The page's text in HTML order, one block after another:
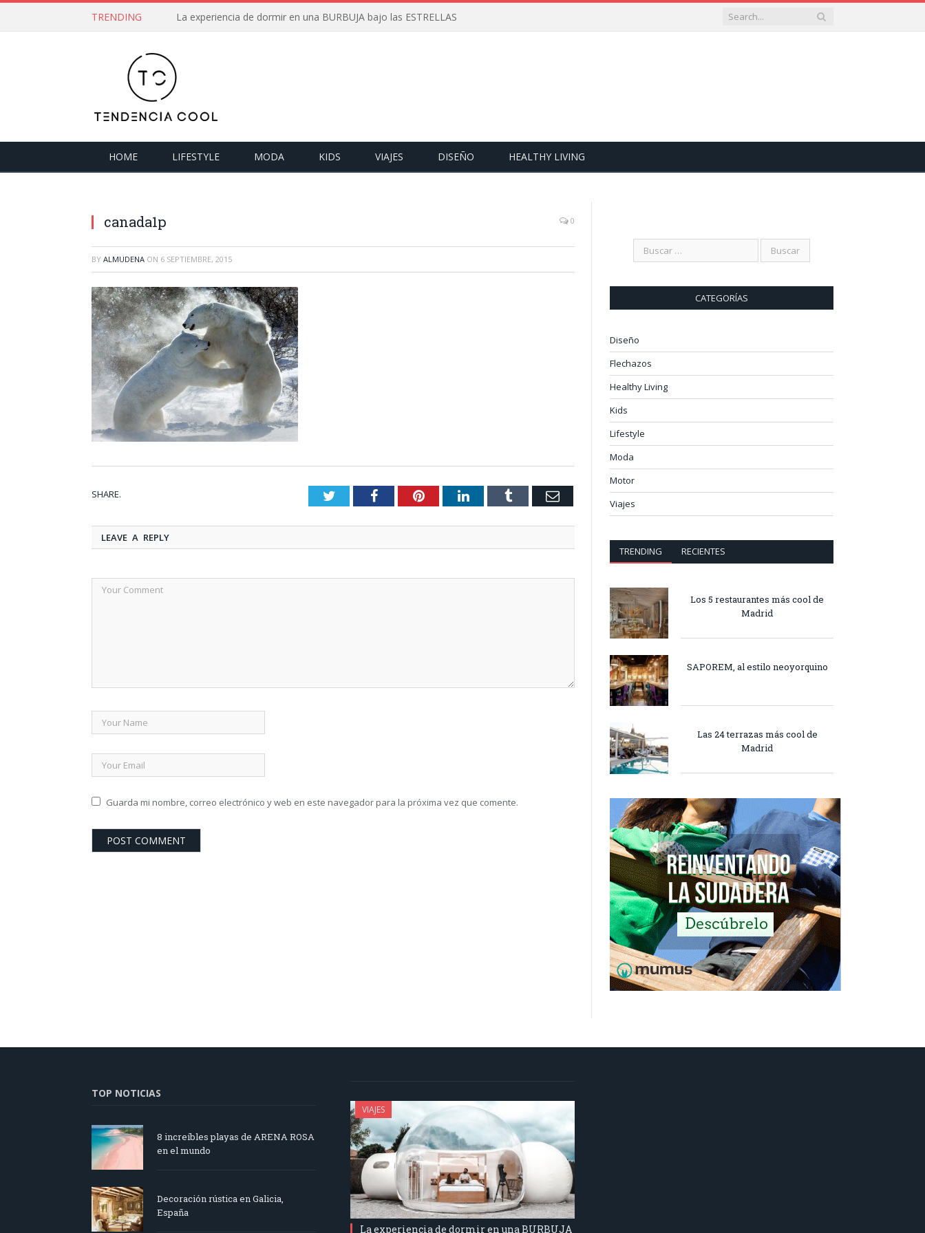
TRENDING La experiencia de dormir en una BURBUJA bajo las ESTRELLAS
HOME LIFESTYLE MODA KIDS VIAJES DISEÑO HEALTHY LIVING
canada1p 0
BY ALMUDENA ON 6 SEPTIEMBRE, 2015
SHARE. TwitterFacebookPinterestLinkedInTumblr Email
LEAVE A REPLY
Guarda mi nombre, correo electrónico y web en este navegador para la próxima vez que comente.
CATEGORÍAS
Diseño
Flechazos
Healthy Living
Kids
Lifestyle
Moda
Motor
Viajes
TRENDING RECIENTES
Los 5 restaurantes más cool de
Madrid
SAPOREM, al estilo neoyorquino
Las 24 terrazas más cool de
Madrid
TOP NOTICIAS
8 increíbles playas de ARENA ROSA
en el mundo
Decoración rústica en Galicia,
España
VIAJES
La experiencia de dormir en una BURBUJA